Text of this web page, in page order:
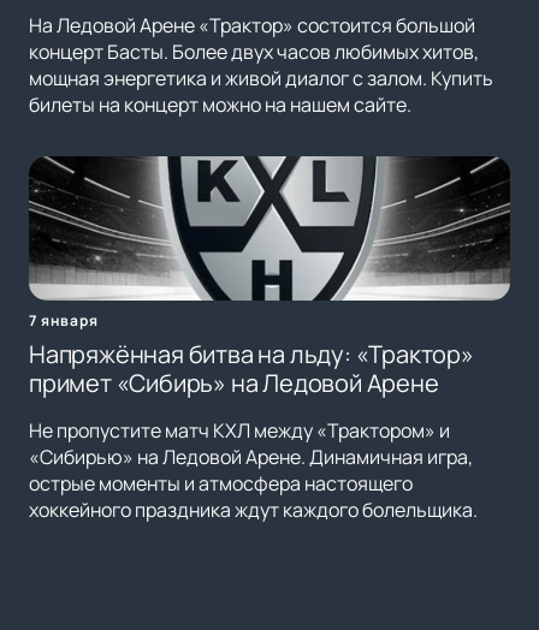
На Ледовой Арене «Трактор» состоится большой
концерт Басты. Более двух часов любимых хитов,
мощная энергетика и живой диалог с залом. Купить
билеты на концерт можно на нашем сайте.
7 января
Напряжённая битва на льду: «Трактор»
примет «Сибирь» на Ледовой Арене
Не пропустите матч КХЛ между «Трактором» и
«Сибирью» на Ледовой Арене. Динамичная игра,
острые моменты и атмосфера настоящего
хоккейного праздника ждут каждого болельщика.